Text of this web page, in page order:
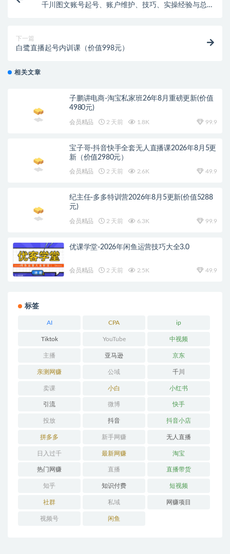
千川图文账号起号、账户维护、技巧、实操经验与总结
下一篇
白鹭直播起号内训课（价值998元）
相关文章
子鹏讲电商-淘宝私家班26年8月重磅更新(价值
4980元)
会员精品 2 天前 1.8K 99.9
宝子哥-抖音快手全套无人直播课2026年8月5更
新（价值2980元）
会员精品 2 天前 2.6K 49.9
纪主任-多多特训营2026年8月5更新(价值5288
元)
会员精品 2 天前 6.3K 99.9
优课学堂-2026年闲鱼运营技巧大全3.0
会员精品 2 天前 2.5K 49.9
标签
AI CPA ip
Tiktok YouTube 中视频
主播 亚马逊 京东
亲测网赚 公域 千川
卖课 小白 小红书
引流 微博 快手
投放 抖音 抖音小店
拼多多 新手网赚 无人直播
日入过千 最新网赚 淘宝
热门网赚 直播 直播带货
知乎 知识付费 短视频
社群 私域 网赚项目
视频号 闲鱼